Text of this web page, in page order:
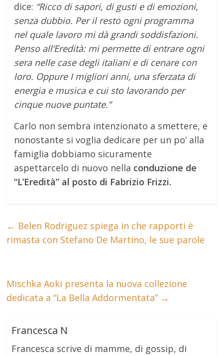
dice: “Ricco di sapori, di gusti e di emozioni,
senza dubbio. Per il resto ogni programma
nel quale lavoro mi dà grandi soddisfazioni.
Penso all’Eredità: mi permette di entrare ogni
sera nelle case degli italiani e di cenare con
loro. Oppure I migliori anni, una sferzata di
energia e musica e cui sto lavorando per
cinque nuove puntate.”
Carlo non sembra intenzionato a smettere, e
nonostante si voglia dedicare per un po’ alla
famiglia dobbiamo sicuramente
aspettarcelo di nuovo nella conduzione de
“L’Eredità” al posto di Fabrizio Frizzi.
← Belen Rodriguez spiega in che rapporti è
rimasta con Stefano De Martino, le sue parole
Mischka Aoki presenta la nuova collezione
dedicata a “La Bella Addormentata” →
Francesca N
Francesca scrive di mamme, di gossip, di